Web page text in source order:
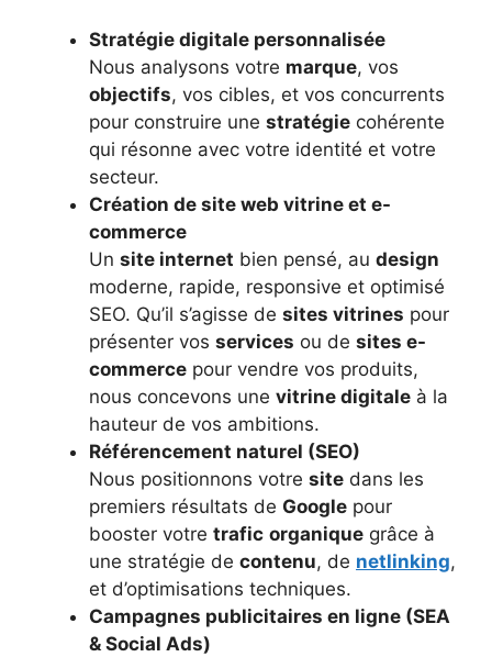
Stratégie digitale personnalisée
Nous analysons votre marque, vos
objectifs, vos cibles, et vos concurrents
pour construire une stratégie cohérente
qui résonne avec votre identité et votre
secteur.
Création de site web vitrine et e-
commerce
Un site internet bien pensé, au design
moderne, rapide, responsive et optimisé
SEO. Qu’il s’agisse de sites vitrines pour
présenter vos services ou de sites e-
commerce pour vendre vos produits,
nous concevons une vitrine digitale à la
hauteur de vos ambitions.
Référencement naturel (SEO)
Nous positionnons votre site dans les
premiers résultats de Google pour
booster votre trafic organique grâce à
une stratégie de contenu, de netlinking,
et d’optimisations techniques.
Campagnes publicitaires en ligne (SEA
& Social Ads)